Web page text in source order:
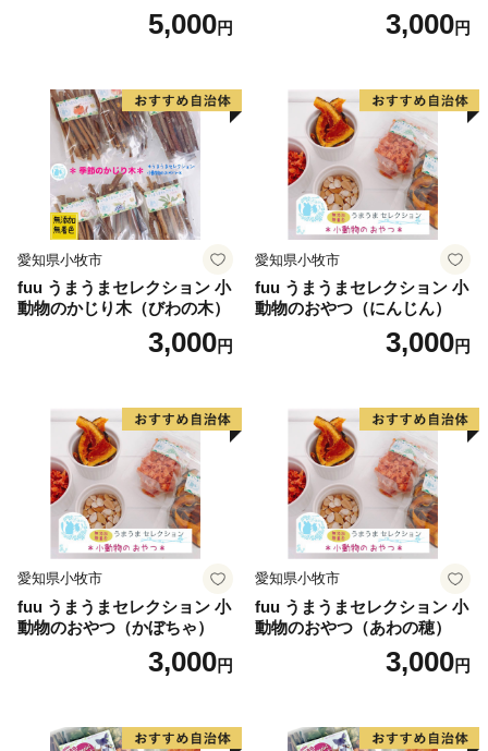
5,000円 3,000円
愛知県小牧市
fuu うまうまセレクション 小
動物のかじり木（びわの木）
3,000円
愛知県小牧市
fuu うまうまセレクション 小
動物のおやつ（にんじん）
3,000円
愛知県小牧市
fuu うまうまセレクション 小
動物のおやつ（かぼちゃ）
3,000円
愛知県小牧市
fuu うまうまセレクション 小
動物のおやつ（あわの穂）
3,000円